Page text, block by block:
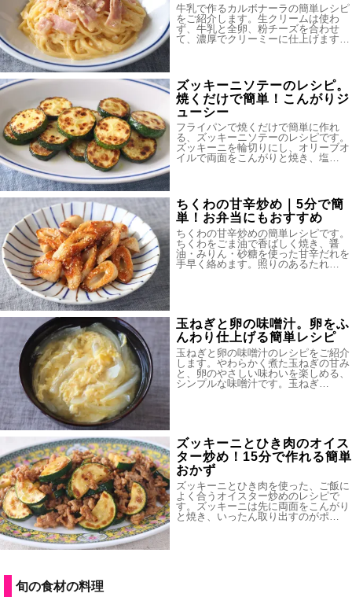
牛乳で作るカルボナーラの簡単レシピ
をご紹介します。生クリームは使わ
ず、牛乳と全卵、粉チーズを合わせ
て、濃厚でクリーミーに仕上げます…
ズッキーニソテーのレシピ。
焼くだけで簡単！こんがりジ
ューシー
フライパンで焼くだけで簡単に作れ
る、ズッキーニソテーのレシピです。
ズッキーニを輪切りにし、オリーブオ
イルで両面をこんがりと焼き、塩…
ちくわの甘辛炒め｜5分で簡
単！お弁当にもおすすめ
ちくわの甘辛炒めの簡単レシピです。
ちくわをごま油で香ばしく焼き、醤
油・みりん・砂糖を使った甘辛だれを
手早く絡めます。照りのあるたれ…
玉ねぎと卵の味噌汁。卵をふ
んわり仕上げる簡単レシピ
玉ねぎと卵の味噌汁のレシピをご紹介
します。やわらかく煮た玉ねぎの甘み
と、卵のやさしい味わいを楽しめる、
シンプルな味噌汁です。玉ねぎ…
ズッキーニとひき肉のオイス
ター炒め！15分で作れる簡単
おかず
ズッキーニとひき肉を使った、ご飯に
よく合うオイスター炒めのレシピで
す。ズッキーニは先に両面をこんがり
と焼き、いったん取り出すのがポ…
旬の食材の料理